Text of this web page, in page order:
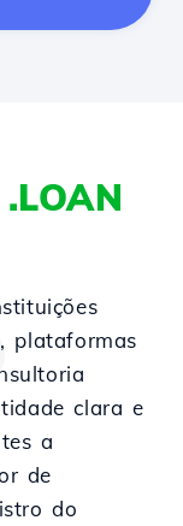
.LOAN
plataformas
clara e
a
de
do